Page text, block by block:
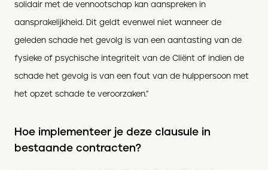
solidair met de vennootschap kan aanspreken in
aansprakelijkheid. Dit geldt evenwel niet wanneer de
geleden schade het gevolg is van een aantasting van de
fysieke of psychische integriteit van de Cliënt of indien de
schade het gevolg is van een fout van de hulppersoon met
het opzet schade te veroorzaken.”
Hoe implementeer je deze clausule in
bestaande contracten?